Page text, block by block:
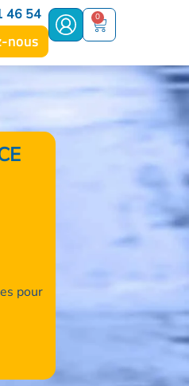
46 54
nous
0
pour